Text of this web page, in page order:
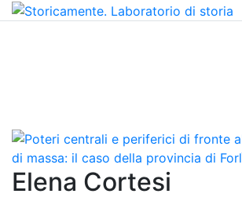
Elena Cortesi